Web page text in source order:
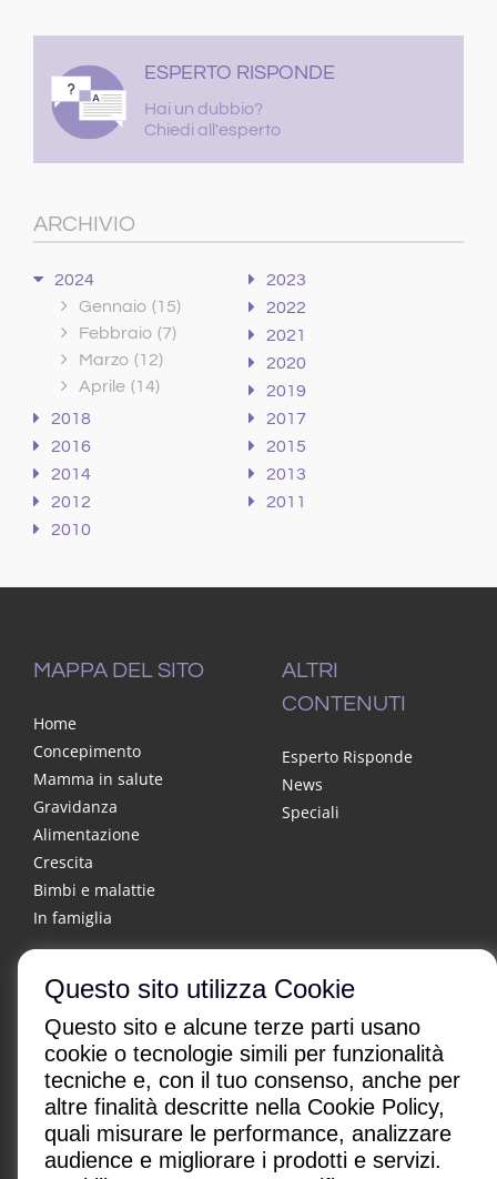
Questo sito utilizza Cookie
Questo sito e alcune terze parti usano
cookie o tecnologie simili per funzionalità
tecniche e, con il tuo consenso, anche per
altre finalità descritte nella Cookie Policy,
quali misurare le performance, analizzare
audience e migliorare i prodotti e servizi.
ESPERTO RISPONDE
Hai un dubbio?
Chiedi all'esperto
ARCHIVIO
2024
Gennaio (15)
Febbraio (7)
Marzo (12)
Aprile (14)
2023
2022
2021
2020
2019
2018
2017
2016
2015
2014
2013
2012
2011
2010
MAPPA DEL SITO
Home
Concepimento
Mamma in salute
Gravidanza
Alimentazione
Crescita
Bimbi e malattie
In famiglia
ALTRI
CONTENUTI
Esperto Risponde
News
Speciali
CHI SONO| CONTATTI|
Condizioni di utilizzo Policy Privacy |
Advertising